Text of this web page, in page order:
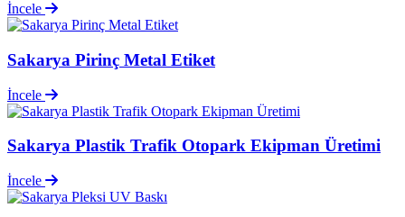
İncele
Sakarya Pirinç Metal Etiket
İncele
Sakarya Plastik Trafik Otopark Ekipman Üretimi
İncele